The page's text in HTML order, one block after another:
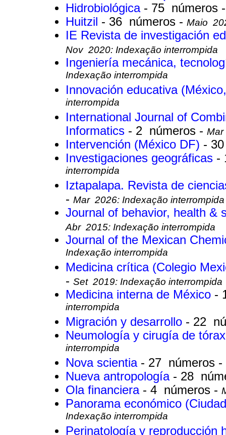
Hidrobiológica - 75 números
Huitzil - 36 números - Maio
IE Revista de investigación
Nov 2020: Indexação interrompida
Ingeniería mecánica,
Indexação interrompida
Innovación educativa
interrompida
International Journal of
Informatics - 2 números - Mar
Intervención (México DF) -
Investigaciones geográficas -
interrompida
Iztapalapa. Revista de
- Mar 2026: Indexação interrompida
Journal of behavior, health &
Abr 2015: Indexação interrompida
Journal of the Mexican
Indexação interrompida
Medicina crítica (Colegio
- Set 2019: Indexação interrompida
Medicina interna de México -
interrompida
Migración y desarrollo - 22
Neumología y cirugía de
interrompida
Nova scientia - 27 números -
Nueva antropología - 28
Ola financiera - 4 números -
Panorama económico
Indexação interrompida
Perinatología y reproducción